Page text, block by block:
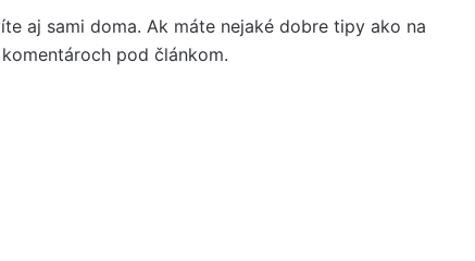
aj sami doma. Ak máte nejaké dobre tipy ako na
pod článkom.